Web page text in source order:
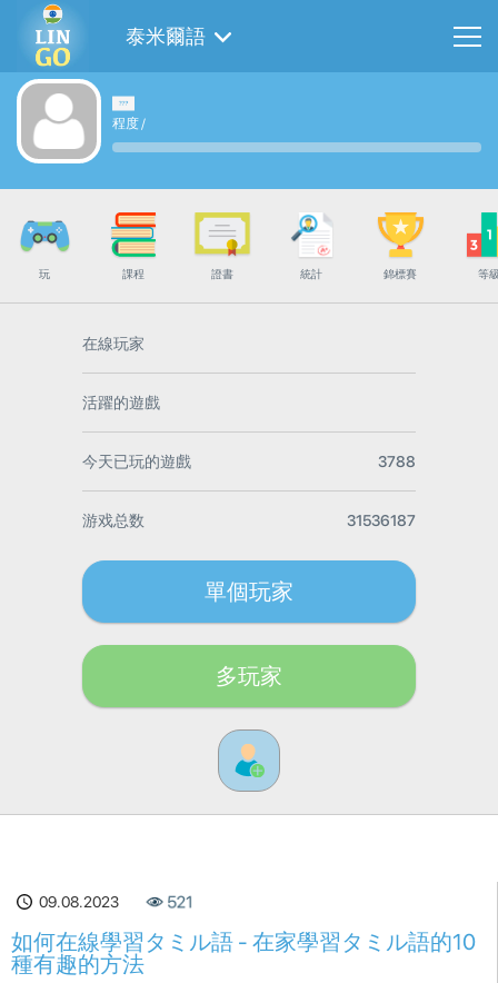
泰米爾語
程度/
玩 課程 證書 統計 錦標賽 等
在線玩家
活躍的遊戲
今天已玩的遊戲 3788
游戏总数 31536187
單個玩家
多玩家
09.08.2023 521
如何在線學習タミル語 - 在家學習タミル語的10
種有趣的方法